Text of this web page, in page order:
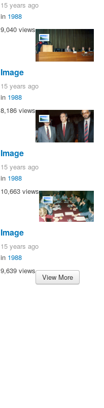
15 years ago
in 1988
9,040 views
Image
15 years ago
in 1988
8,186 views
Image
15 years ago
in 1988
10,663 views
Image
15 years ago
in 1988
9,639 views
View More